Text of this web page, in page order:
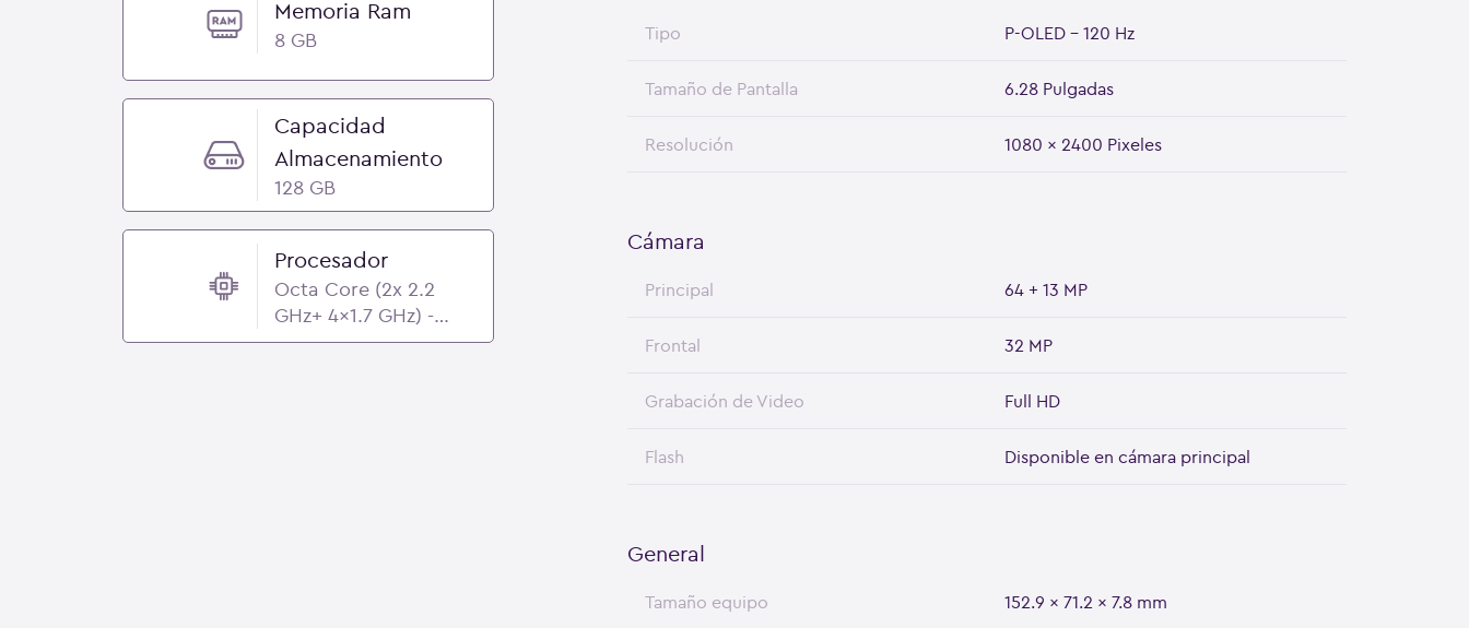
Memoria Ram
8 GB
Capacidad
Almacenamiento
128 GB
Procesador
Octa Core (2x 2.2
GHz+ 4x1.7 GHz) -
Qualcomm
Tipo P-OLED - 120 Hz
Tamaño de Pantalla 6.28 Pulgadas
Resolución 1080 x 2400 Pixeles
Cámara
Principal 64 + 13 MP
Frontal 32 MP
Grabación de Video Full HD
Flash Disponible en cámara principal
General
Tamaño equipo 152.9 x 71.2 x 7.8 mm